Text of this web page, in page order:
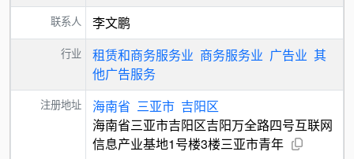
联系人 李文鹏
行业 租赁和商务服务业 商务服务业 广告业 其
他广告服务
注册地址 海南省 三亚市 吉阳区
海南省三亚市吉阳区吉阳万全路四号互联网
信息产业基地1号楼3楼三亚市青年